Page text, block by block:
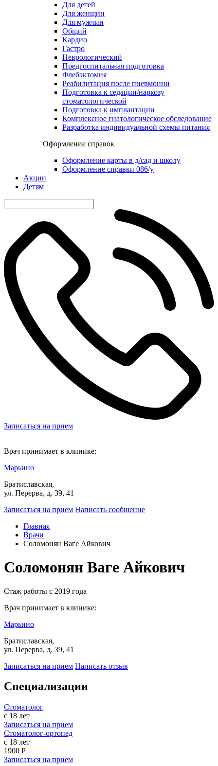
Для детей
Для женщин
Для мужчин
Общий
Кардио
Гастро
Неврологический
Предгоспитальная подготовка
Флебэктомия
Реабилитация после пневмонии
Подготовка к седации/наркозу
стоматологической
Подготовка к имплантации
Комплексное гнатологическое обследование
Разработка индивидуальной схемы питания
Оформление справок
Оформление карты в д/сад и школу
Оформление справки 086/у
Акции
Детям
Записаться на прием
Врач принимает в клинике:
Марьино
Братиславская,
ул. Перерва, д. 39, 41
Записаться на прием Написать сообщение
Главная
Врачи
Соломонян Ваге Айкович
Соломонян Ваге Айкович
Стаж работы с 2019 года
Врач принимает в клинике:
Марьино
Братиславская,
ул. Перерва, д. 39, 41
Записаться на прием Написать отзыв
Специализации
Стоматолог
с 18 лет
Записаться на прием
Стоматолог-ортопед
с 18 лет
1900 Р
Записаться на прием